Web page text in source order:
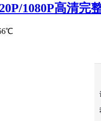
1080P高清完